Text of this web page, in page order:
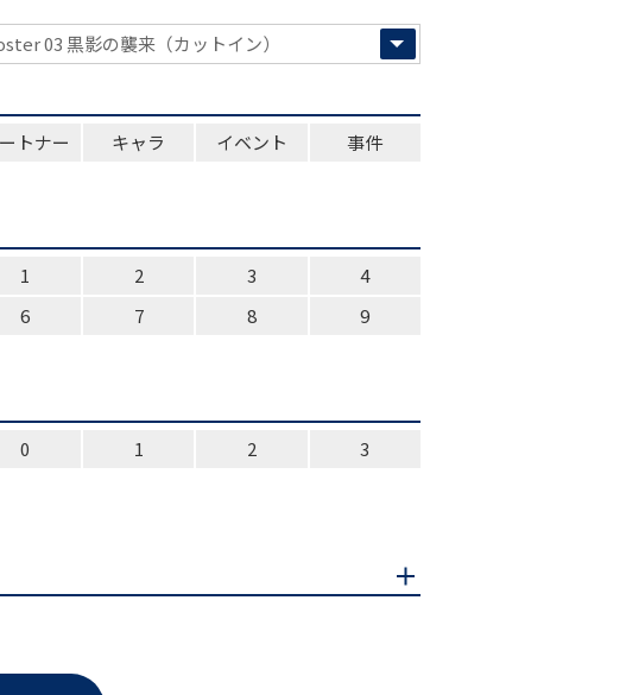
トナー キャラ イベント 事件
1 2 3
4
6 7 8 9
0 1 2 3